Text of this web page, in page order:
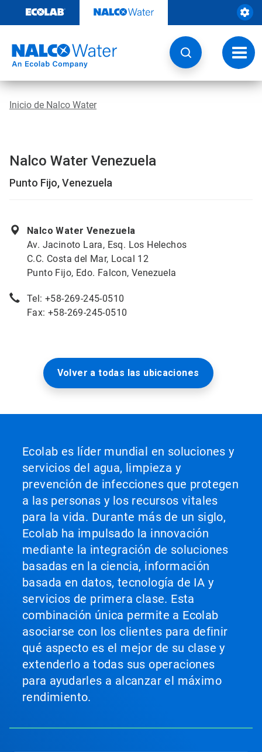
contenido
de
Inicio de Nalco Water
Nalco Water Venezuela
Punto Fijo, Venezuela
Nalco Water Venezuela
Av. Jacinoto Lara, Esq. Los Helechos
C.C. Costa del Mar, Local 12
Punto Fijo, Edo. Falcon, Venezuela
Tel: +58-269-245-0510
Fax: +58-269-245-0510
Volver a todas las ubicaciones
Ecolab es líder mundial en soluciones y
servicios del agua, limpieza y
prevención de infecciones que protegen
a las personas y los recursos vitales
para la vida. Durante más de un siglo,
Ecolab ha impulsado la innovación
mediante la integración de soluciones
basadas en la ciencia, información
basada en datos, tecnología de IA y
servicios de primera clase. Esta
combinación única permite a Ecolab
asociarse con los clientes para definir
qué aspecto es el mejor de su clase y
extenderlo a todas sus operaciones
para ayudarles a alcanzar el máximo
rendimiento.